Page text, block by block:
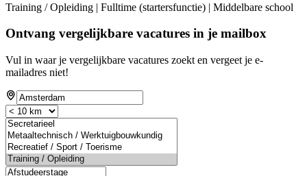
Training / Opleiding | Fulltime (startersfunctie) | Middelbare school
Ontvang vergelijkbare vacatures in je mailbox
Vul in waar je vergelijkbare vacatures zoekt en vergeet je e-
mailadres niet!